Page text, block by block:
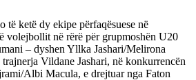
të ketë dy ekipe përfaqësuese në
volejbollit në rërë për grupmoshën U20
– dyshen Yllka Jashari/Melirona
Vildane Jashari, në konkurrencën
Albi Macula, e drejtuar nga Faton